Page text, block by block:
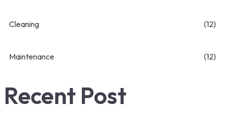
Cleaning (12)
Maintenance (12)
Recent Post